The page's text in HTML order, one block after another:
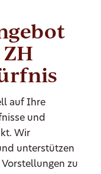
auf Ihre
und
Wir
unterstützen
zu